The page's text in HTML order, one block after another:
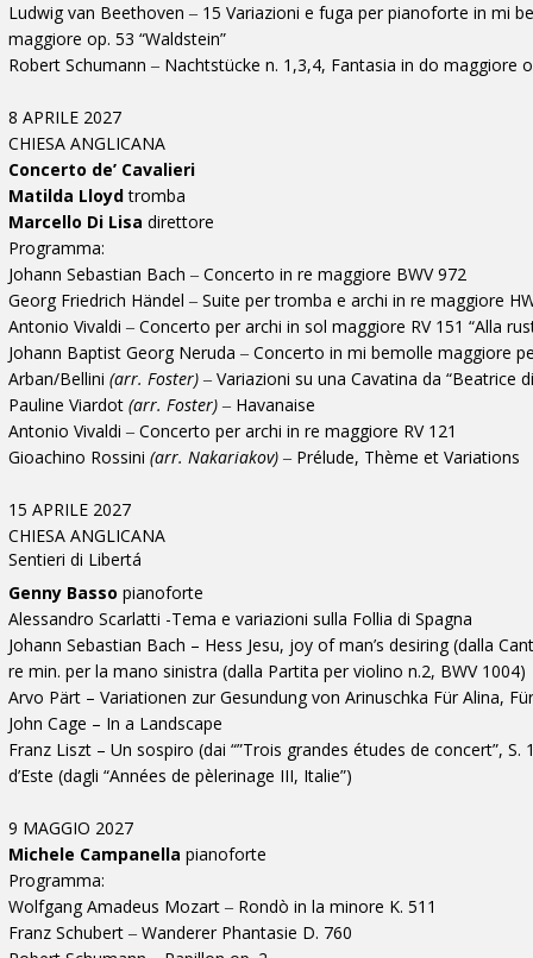
Ludwig van Beethoven ‒ 15 Variazioni e fuga per pianoforte in mi
maggiore op. 53 “Waldstein”
Robert Schumann ‒ Nachtstücke n. 1,3,4, Fantasia in do maggiore
8 APRILE 2027
CHIESA ANGLICANA
Concerto de’ Cavalieri
Matilda Lloydtromba
Marcello Di Lisa direttore
Programma:
Johann Sebastian Bach ‒ Concerto in re maggiore BWV 972
Georg Friedrich Händel ‒ Suite per tromba e archi in re maggiore
Antonio Vivaldi ‒ Concerto per archi in sol maggiore RV 151 “Alla
Johann Baptist Georg Neruda ‒ Concerto in mi bemolle maggiore
Arban/Bellini (arr. Foster) ‒ Variazioni su una Cavatina da “Beatrice
Pauline Viardot (arr. Foster) ‒ Havanaise
Antonio Vivaldi ‒ Concerto per archi in re maggiore RV 121
Gioachino Rossini (arr. Nakariakov) ‒ Prélude, Thème et Variations
15 APRILE 2027
CHIESA ANGLICANA
Sentieri di Libertá
Genny Basso pianoforte
Alessandro Scarlatti -Tema e variazioni sulla Follia di Spagna
Johann Sebastian Bach – Hess Jesu, joy of man’s desiring (dalla
re min. per la mano sinistra (dalla Partita per violino n.2, BWV 1004)
Arvo Pärt – Variationen zur Gesundung von Arinuschka Für Alina,
John Cage – In a Landscape
Franz Liszt – Un sospiro (dai “”Trois grandes études de concert”,
d’Este (dagli “Années de pèlerinage III, Italie”)
9 MAGGIO 2027
Michele Campanella pianoforte
Programma:
Wolfgang Amadeus Mozart ‒ Rondò in la minore K. 511
Franz Schubert ‒ Wanderer Phantasie D. 760